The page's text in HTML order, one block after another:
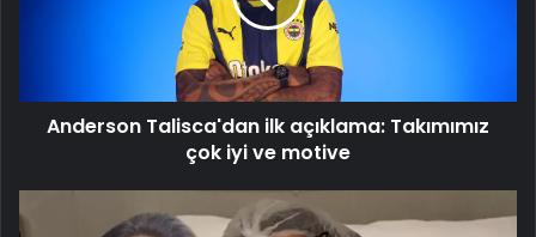
motive
Anderson Talisca'dan ilk açıklama: Takımımız
çok iyi ve motive